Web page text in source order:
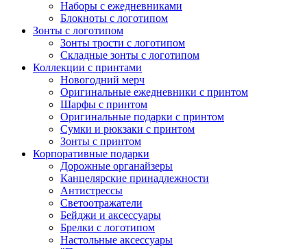
Наборы с ежедневниками
Блокноты с логотипом
Зонты с логотипом
Зонты трости с логотипом
Складные зонты с логотипом
Коллекции с принтами
Новогодний мерч
Оригинальные ежедневники с принтом
Шарфы с принтом
Оригинальные подарки с принтом
Сумки и рюкзаки с принтом
Зонты с принтом
Корпоративные подарки
Дорожные органайзеры
Канцелярские принадлежности
Антистрессы
Светоотражатели
Бейджи и аксессуары
Брелки с логотипом
Настольные аксессуары